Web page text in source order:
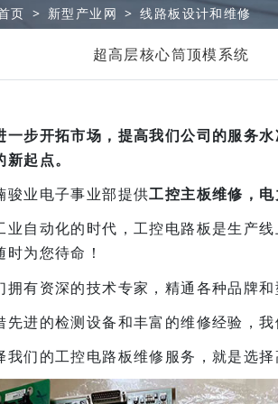
页 新型产业网 线路板设计和维修
超高层核心筒顶模系统
一步开拓市场，提高我们公司的服务
新起点。
骏业电子事业部提供工控主板维修，
业自动化的时代，工控电路板是生产
时为您待命！
拥有资深的技术专家，精通各种品牌
先进的检测设备和丰富的维修经验，
我们的工控电路板维修服务，就是选